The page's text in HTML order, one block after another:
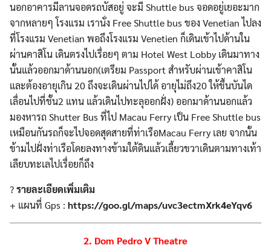
นอกอาคารมีลานจอดรถบัสอยู่ จะมี Shuttle bus จอดอยู่เยอะมาก
จากหลายๆ โรงแรม เรานั่ง Free Shuttle bus ของ Venetian ไปลง
ที่โรงแรม Venetian พอถึงโรงแรม Venetien ก็เดินเข้าไปด้านใน
ผ่านคาสิโน เดินตรงไปเรื่อยๆ ตาม Hotel West Lobby เดินมาทาง
นั้นแล้วออกมาด้านนอก(เตรียม Passport สำหรับผ่านเข้าคาสิโน
และต้องอายุเกิน 20 ถึงจะเดินผ่านไปได้ อายุไม่ถึง20 ให้ขึ้นบันได
เลื่อนไปที่ชั้น2 แทน แล้วเดินไปทะลุออกฝั่ง) ออกมาด้านนอกแล้ว
มองหารถ Shutter Bus ที่ไป Macau Ferry เป็น Free Shuttle bus
เหมือนกันรถก็จะไปจอดสุดสายที่ท่าเรือMacau Ferry เลย จากนั้น
ข้ามไปฝั่งท่าเรือโดยลงทางข้ามใต้ดินแล้วเลี้ยวขวาเดินตามทางเท้า
เลียบทะเลไปเรื่อยก็ถึง
?รายละเอียดเพิ่มเติม
+ แผนที่ Gps : https://goo.gl/maps/uvc3ectmXrk4eYqv6
2. Dom Pedro V Theatre